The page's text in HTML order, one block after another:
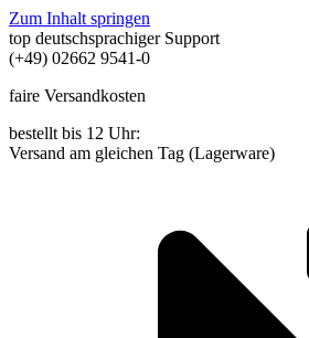
Zum Inhalt springen
top deutschsprachiger Support
(+49) 02662 9541-0
faire Versandkosten
bestellt bis 12 Uhr:
Versand am gleichen Tag (Lagerware)